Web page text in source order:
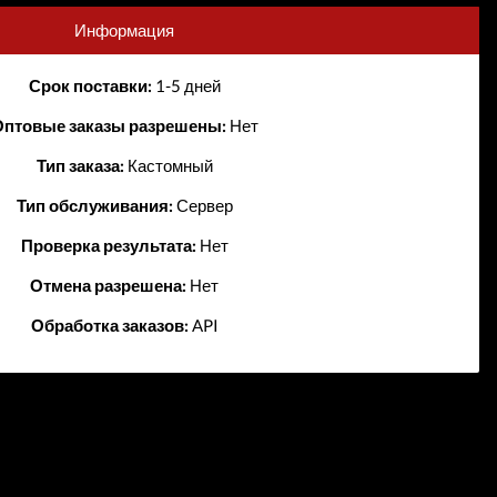
Информация
Срок поставки: 1-5 дней
заказы разрешены: Нет
Тип заказа: Кастомный
Тип обслуживания: Сервер
Проверка результата: Нет
Отмена разрешена: Нет
Обработка заказов: API